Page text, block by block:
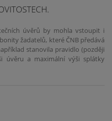
úvěrů by mohla vstoupit i
žadatelů, které ČNB předává
stanovila pravidlo (později
úvěru a maximální výši splátky